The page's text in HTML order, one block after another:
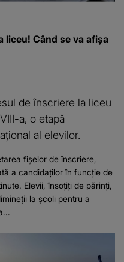
liceu! Când se va afișa
de înscriere la liceu
a, o etapă
al elevilor.
fișelor de înscriere,
a candidaților în funcție de
Elevii, însoțiți de părinți,
la școli pentru a